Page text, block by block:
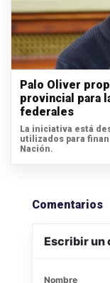
Palo Oliver
provincial para
federales
La iniciativa está
utilizados para
Nación.
Comentarios
Escribir un
Nombre